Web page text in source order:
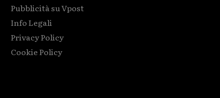
Pubblicità su Vpost
Info Legali
Privacy Policy
Cookie Policy